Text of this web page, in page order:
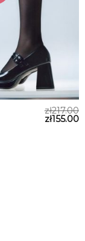
zł217.00
zł155.00